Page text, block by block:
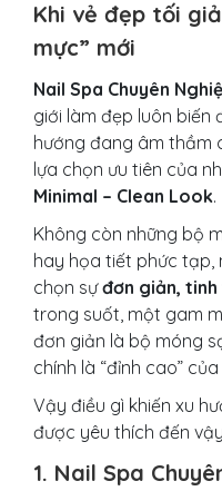
Khi vẻ đẹp tối
mực” mới
Nail Spa Chuyên
giới làm đẹp luôn biến
hướng đang âm thầm
lựa chọn ưu tiên của
Minimal – Clean Look.
Không còn những bộ
hay họa tiết phức tạp,
chọn sựđơn giản,
trong suốt, một gam
đơn giản là bộ móng
chính là “đỉnh cao”
Vậy điều gì khiến xu
được yêu thích đến
1. Nail Spa